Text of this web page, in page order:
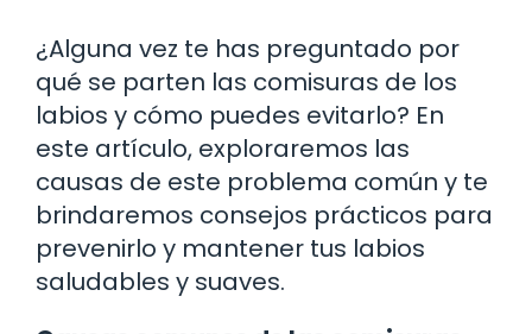
¿Alguna vez te has preguntado por
qué se parten las comisuras de los
labios y cómo puedes evitarlo? En
este artículo, exploraremos las
causas de este problema común y te
brindaremos consejos prácticos para
prevenirlo y mantener tus labios
saludables y suaves.